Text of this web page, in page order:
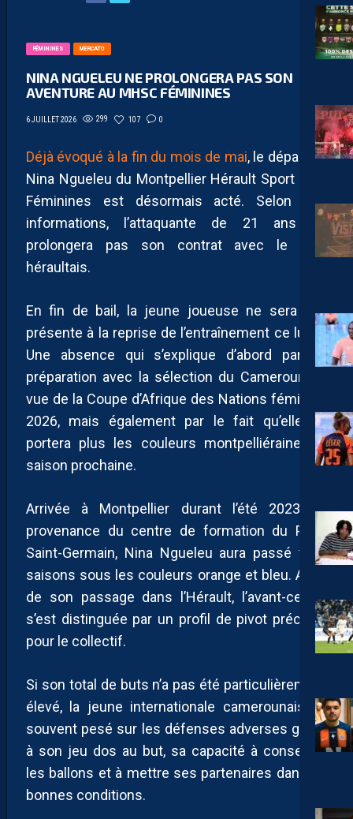
FÉMININES MERCATO
NINA NGUELEU NE PROLONGERA PAS SON
AVENTURE AU MHSC FÉMININES
6 JUILLET 2026 299 107 0
Déjà évoqué à la fin du mois de mai, le départ de
Nina Ngueleu du Montpellier Hérault Sport Club
Féminines est désormais acté. Selon nos
informations, l’attaquante de 21 ans ne
prolongera pas son contrat avec le club
héraultais.
En fin de bail, la jeune joueuse ne sera pas
présente à la reprise de l’entraînement ce lundi.
Une absence qui s’explique d’abord par sa
préparation avec la sélection du Cameroun en
vue de la Coupe d’Afrique des Nations féminine
2026, mais également par le fait qu’elle ne
portera plus les couleurs montpelliéraines la
saison prochaine.
Arrivée à Montpellier durant l’été 2023 en
provenance du centre de formation du Paris
Saint-Germain, Nina Ngueleu aura passé trois
saisons sous les couleurs orange et bleu. Au fil
de son passage dans l’Hérault, l’avant-centre
s’est distinguée par un profil de pivot précieux
pour le collectif.
Si son total de buts n’a pas été particulièrement
élevé, la jeune internationale camerounaise a
souvent pesé sur les défenses adverses grâce
à son jeu dos au but, sa capacité à conserver
les ballons et à mettre ses partenaires dans de
bonnes conditions.